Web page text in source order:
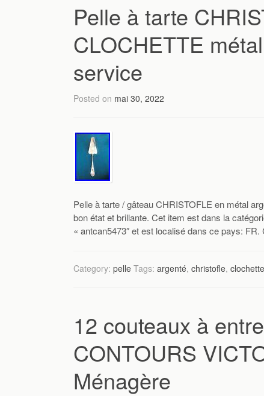
Pelle à tarte
CLOCHETTE
service
Posted on mai 30, 2022
Pelle à tarte / gâteau CHRISTOFLE en métal
bon état et brillante. Cet item est dans la
« antcan5473″ et est localisé dans ce pays:
Category: pelle Tags: argenté, christofle, clochette
12 couteaux à
CONTOURS
Ménagère